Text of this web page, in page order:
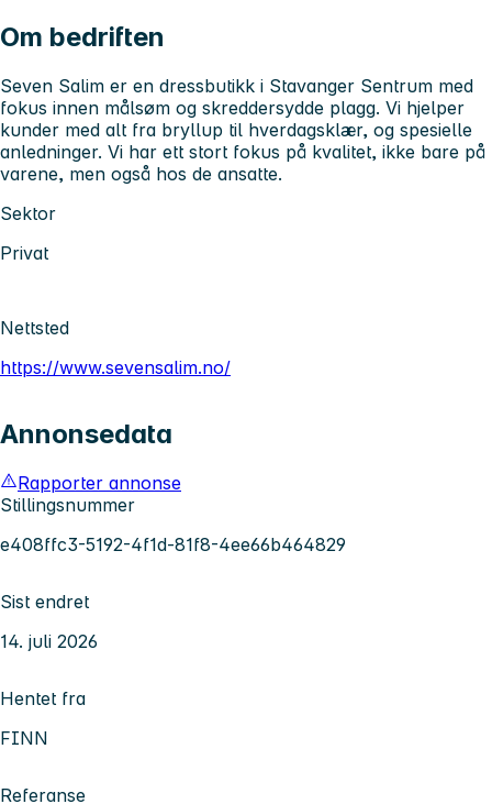
Om bedriften
Seven Salim er en dressbutikk i Stavanger Sentrum med
fokus innen målsøm og skreddersydde plagg. Vi hjelper
kunder med alt fra bryllup til hverdagsklær, og spesielle
anledninger. Vi har ett stort fokus på kvalitet, ikke bare på
varene, men også hos de ansatte.
Sektor
Privat
Nettsted
https://www.sevensalim.no/
Annonsedata
Rapporter annonse
Stillingsnummer
e408ffc3-5192-4f1d-81f8-4ee66b464829
Sist endret
14. juli 2026
Hentet fra
FINN
Referanse